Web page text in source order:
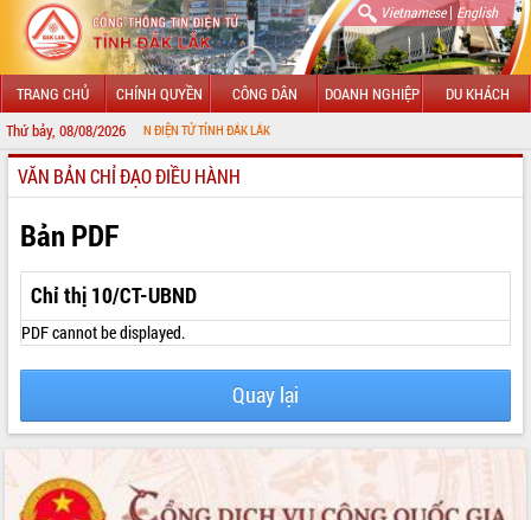
Vietnamese| English
TRANG CHỦ CHÍNH QUYỀN CÔNG DÂN DOANH NGHIỆP DU KHÁCH
Thứ bảy, 08/08/2026
THÔNG TIN ĐIỆN TỬ TỈNH ĐẮK LẮK
GIỚI THIỆU
LÃNH ĐẠO UBND TỈNH
TIN TỨC SỰ KIỆN
SỞ, BAN, NGÀNH
UBND CÁC XÃ, PHƯỜNG
THÔNG TIN CHỈ ĐẠO ĐIỀU HÀNH
VĂN BẢN HĐND TỈNH
VĂN BẢN CHỈ ĐẠO ĐIỀU HÀNH
Bản PDF
Chỉ thị 10/CT-UBND
PDF cannot be displayed.
Quay lại